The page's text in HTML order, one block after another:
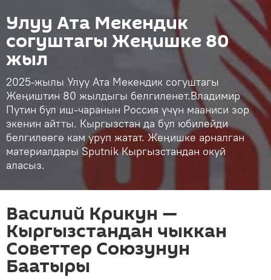
Улуу Ата Мекендик
согуштагы Жеңишке 80
жыл
2025-жылы Улуу Ата Мекендик согуштагы
Жеңиштин 80 жылдыгы белгиленет.Владимир
Путин бул иш-чаранын Россия үчүн мааниси зор
экенин айтты. Кыргызстан да бул юбилейди
белгилөөгө кам уруп жатат. Жеңишке арналган
материалдары Sputnik Кыргызстандан окуй
аласыз.
Василий Крикун —
Кыргызстандан чыккан
Советтер Союзунун
Баатыры